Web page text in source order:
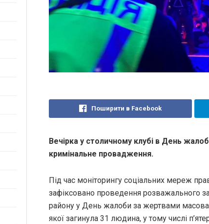
Поширити в Facebook
Вечірка у столичному клубі в День
кримінальне провадження.
Під час моніторингу соціальних мереж
зафіксовано проведення розважального
району у День жалоби за жертвами
якої загинула 31 людина, у тому числі